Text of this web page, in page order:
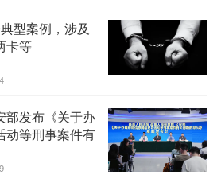
型案例，涉及
卡等
部发布《关于办
动等刑事案件有